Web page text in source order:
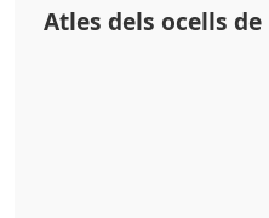
Atles dels ocells